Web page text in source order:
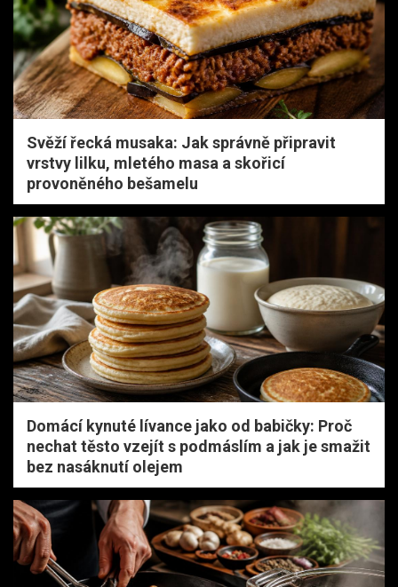
Svěží řecká musaka: Jak správně připravit
vrstvy lilku, mletého masa a skořicí
provoněného bešamelu
Domácí kynuté lívance jako od babičky: Proč
nechat těsto vzejít s podmáslím a jak je smažit
bez nasáknutí olejem